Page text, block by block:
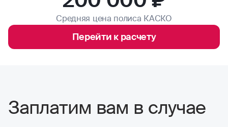
Средняя цена полиса КАСКО
Перейти к расчету
Заплатим вам в случае